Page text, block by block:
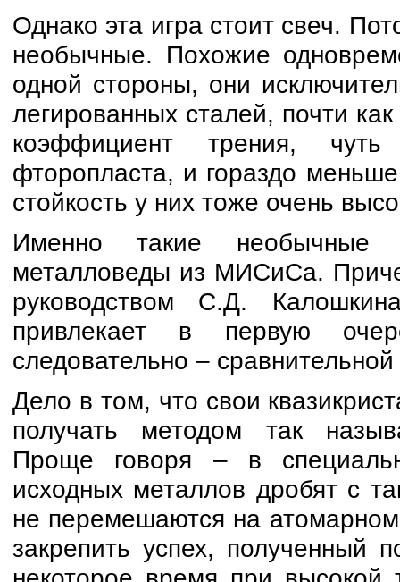
Однако эта игра стоит свеч.
необычные. Похожие
одной стороны, они
легированных сталей, почти
коэффициент трения,
фторопласта, и гораздо
стойкость у них тоже очень
Именно такие необычные
металловеды из МИСиСа.
руководством С.Д.
привлекает в первую
следовательно –
Дело в том, что свои
получать методом так
Проще говоря – в
исходных металлов дробят с
не перемешаются на
закрепить успех, полученный